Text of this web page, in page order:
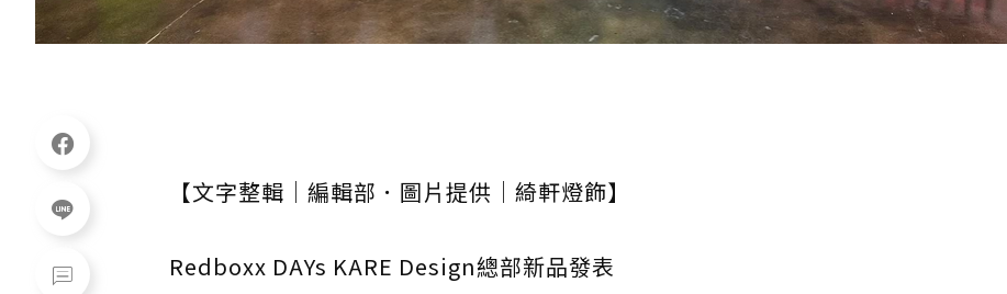
【文字整輯｜編輯部．圖片提供｜綺軒燈飾】
Redboxx DAYs KARE Design總部新品發表